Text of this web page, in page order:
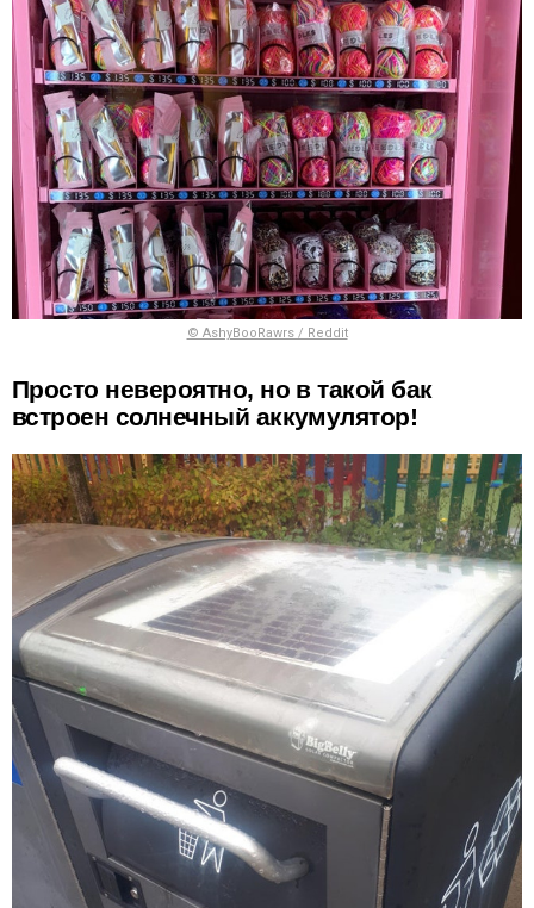
© AshyBooRawrs / Reddit
Просто невероятно, но в такой бак
встроен солнечный аккумулятор!